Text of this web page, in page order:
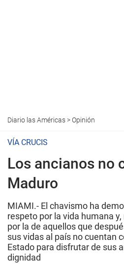
Diario las Américas>Opinión
VÍA CRUCIS
Los ancianos no
Maduro
MIAMI.- El chavismo ha
respeto por la vida humana
por la de aquellos que
sus vidas al país no cuentan
Estado para disfrutar de sus
dignidad